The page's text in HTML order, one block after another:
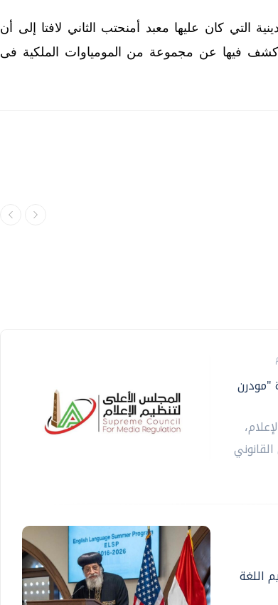
التي كان عليها معبد أمنحتب الثاني لافتا إلى أن
كشف فيها عن مجموعة من المومياوات الملكية فى
"مودرن
اللغة